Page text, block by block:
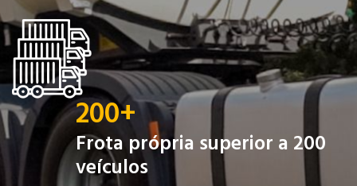
200+
Frota própria superior a 200
veículos